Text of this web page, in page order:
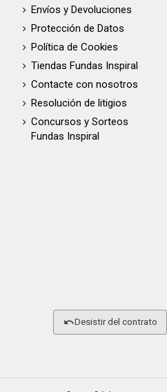
Envíos y Devoluciones
Protección de Datos
Política de Cookies
Tiendas Fundas Inspiral
Contacte con nosotros
Resolución de litigios
Concursos y Sorteos
Fundas Inspiral
Desistir del contrato